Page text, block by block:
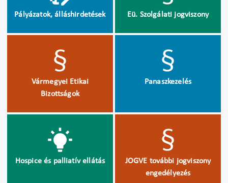
Pályázatok, álláshirdetések Eü. Szolgálati jogviszony
Vármegyei Etikai
Bizottságok
Panaszkezelés
Hospice és palliatív ellátás
JOGVE további jogviszony
engedélyezés